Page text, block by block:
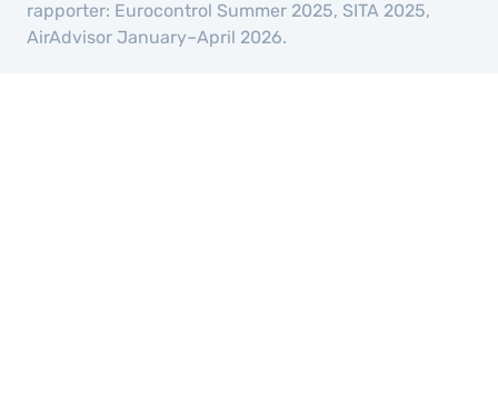
rapporter: Eurocontrol Summer 2025, SITA 2025,
AirAdvisor January–April 2026.